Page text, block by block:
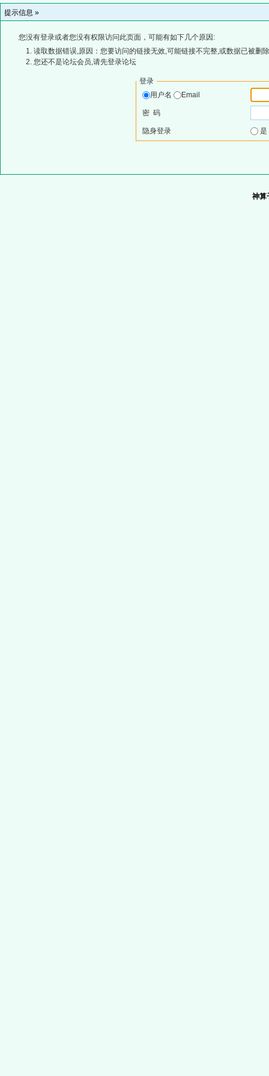
提示信息 »
您没有登录或者您没有权限访问此页面，可能有如下几个原因:
读取数据错误,原因：您要访问的链接无效,可能链接不完整,或数据已被删
您还不是论坛会员,请先登录论坛
登录
用户名
Email
密 码
隐身登录
神算